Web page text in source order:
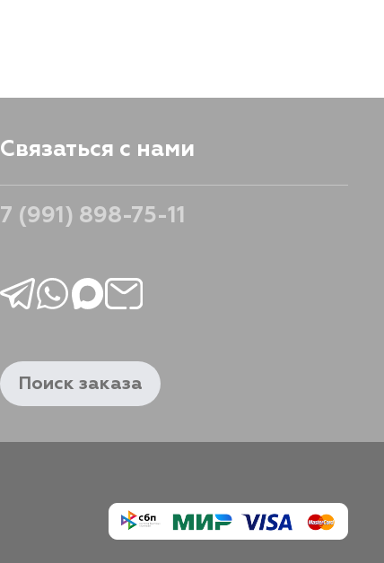
Связаться с нами
7 (991) 898-75-11
Поиск заказа